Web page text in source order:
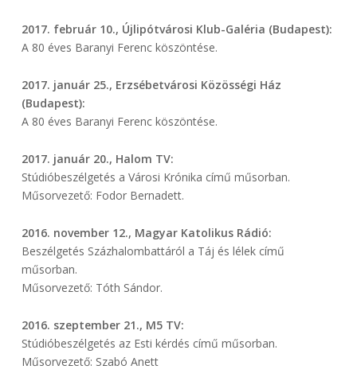
2017. február 10., Újlipótvárosi Klub-Galéria (Budapest):
A 80 éves Baranyi Ferenc köszöntése.
2017. január 25., Erzsébetvárosi Közösségi Ház
(Budapest):
A 80 éves Baranyi Ferenc köszöntése.
2017. január 20., Halom TV:
Stúdióbeszélgetés a Városi Krónika című műsorban.
Műsorvezető: Fodor Bernadett.
2016. november 12., Magyar Katolikus Rádió:
Beszélgetés Százhalombattáról a Táj és lélek című
műsorban.
Műsorvezető: Tóth Sándor.
2016. szeptember 21., M5 TV:
Stúdióbeszélgetés az Esti kérdés című műsorban.
Műsorvezető: Szabó Anett